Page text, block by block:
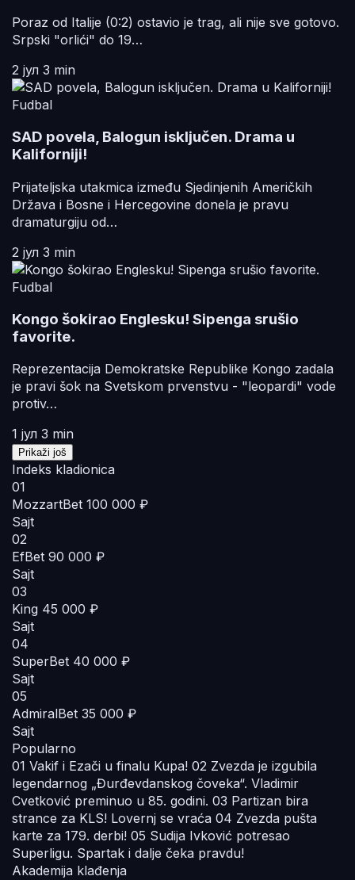
Poraz od Italije (0:2) ostavio je trag, ali nije sve gotovo.
Srpski "orlići" do 19…
2 јул 3 min
Fudbal
SAD povela, Balogun isključen. Drama u
Kaliforniji!
Prijateljska utakmica između Sjedinjenih Američkih
Država i Bosne i Hercegovine donela je pravu
dramaturgiju od…
2 јул 3 min
Fudbal
Kongo šokirao Englesku! Sipenga srušio
favorite.
Reprezentacija Demokratske Republike Kongo zadala
je pravi šok na Svetskom prvenstvu - "leopardi" vode
protiv…
1 јул 3 min
Prikaži još
Indeks kladionica
01
MozzartBet 100 000 ₽
Sajt
02
EfBet 90 000 ₽
Sajt
03
King 45 000 ₽
Sajt
04
SuperBet 40 000 ₽
Sajt
05
AdmiralBet 35 000 ₽
Sajt
Popularno
01 Vakif i Ezači u finalu Kupa! 02 Zvezda je izgubila
legendarnog „Đurđevdanskog čoveka“. Vladimir
Cvetković preminuo u 85. godini. 03 Partizan bira
strance za KLS! Lovernj se vraća 04 Zvezda pušta
karte za 179. derbi! 05 Sudija Ivković potresao
Superligu. Spartak i dalje čeka pravdu!
Akademija klađenja